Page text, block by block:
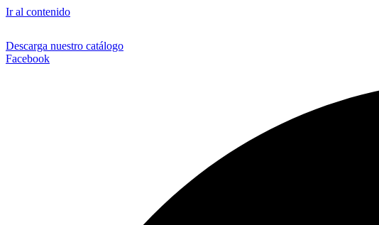
Ir al contenido
Descarga nuestro catálogo
Facebook